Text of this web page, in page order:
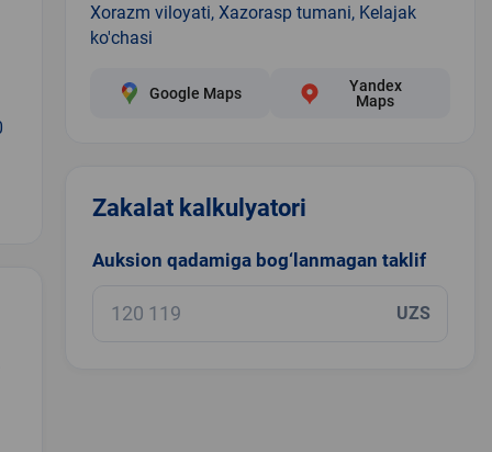
Xorazm viloyati, Xazorasp tumani, Kelajak
ko'chasi
Google Maps
Yandex
Maps
Zakalat kalkulyatori
Auksion qadamiga bog‘lanmagan taklif
UZS